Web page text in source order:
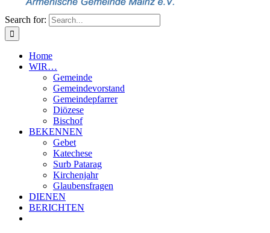
Search for:
Home
WIR…
Gemeinde
Gemeindevorstand
Gemeindepfarrer
Diözese
Bischof
BEKENNEN
Gebet
Katechese
Surb Patarag
Kirchenjahr
Glaubensfragen
DIENEN
BERICHTEN